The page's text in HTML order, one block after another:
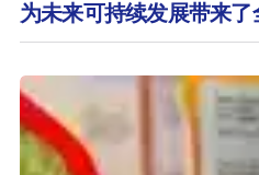
为未来可持续发展带来